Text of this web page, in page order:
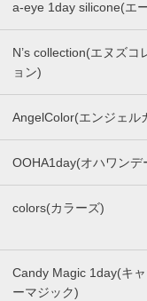
a-eye 1day silicone(エ
N’s collection(エヌズコ
ョン)
AngelColor(エンジェル
OOHA1day(オハワンデ
colors(カラーズ)
Candy Magic 1day(キャ
ーマジック)